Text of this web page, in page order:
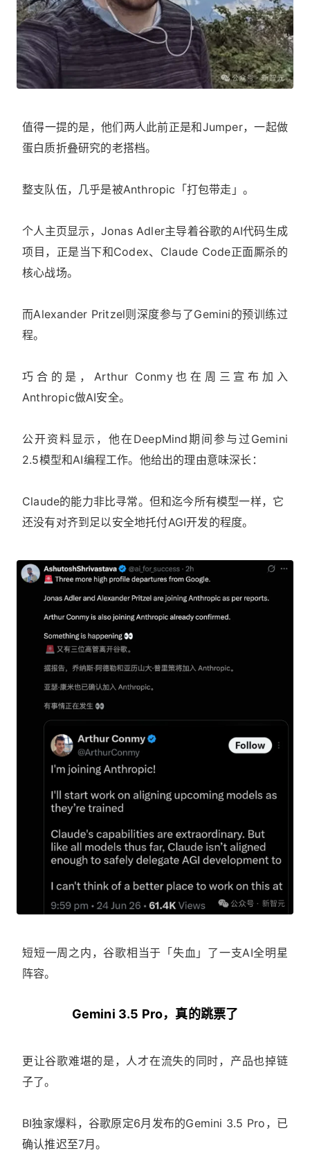
值得一提的是，他们两人此前正是和Jumper，一起做
蛋白质折叠研究的老搭档。
整支队伍，几乎是被Anthropic「打包带走」。
个人主页显示，Jonas Adler主导着谷歌的AI代码生成
项目，正是当下和Codex、Claude Code正面厮杀的
核心战场。
而Alexander Pritzel则深度参与了Gemini的预训练过
程。
巧合的是，Arthur Conmy也在周三宣布加入
Anthropic做AI安全。
公开资料显示，他在DeepMind期间参与过Gemini
2.5模型和AI编程工作。他给出的理由意味深长：
Claude的能力非比寻常。但和迄今所有模型一样，它
还没有对齐到足以安全地托付AGI开发的程度。
短短一周之内，谷歌相当于「失血」了一支AI全明星
阵容。
Gemini 3.5 Pro，真的跳票了
更让谷歌难堪的是，人才在流失的同时，产品也掉链
子了。
BI独家爆料，谷歌原定6月发布的Gemini 3.5 Pro，已
确认推迟至7月。